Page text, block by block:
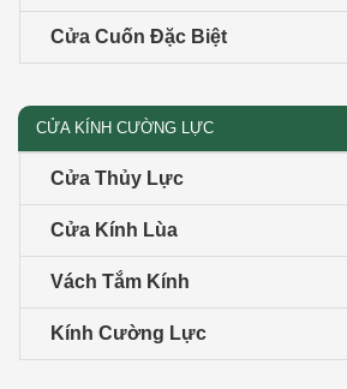
Cửa Cuốn Đặc Biệt
CỬA KÍNH CƯỜNG LỰC
Cửa Thủy Lực
Cửa Kính Lùa
Vách Tắm Kính
Kính Cường Lực